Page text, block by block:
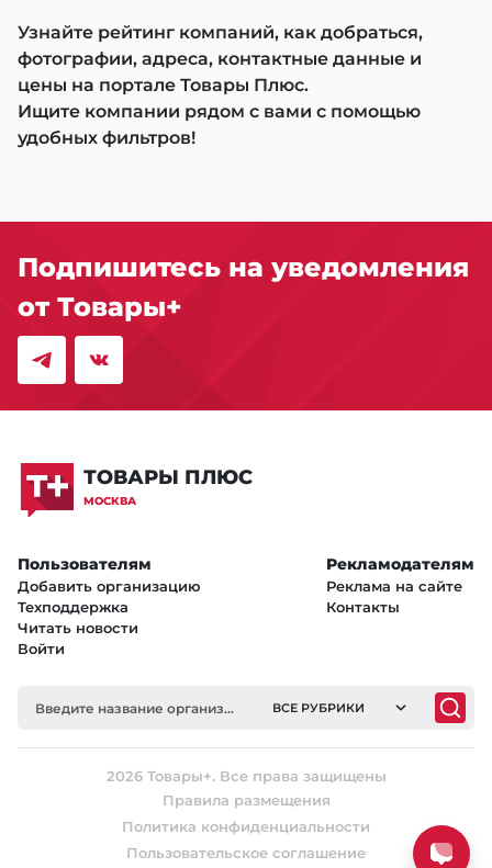
Узнайте рейтинг компаний, как добраться,
фотографии, адреса, контактные данные и
цены на портале Товары Плюс.
Ищите компании рядом с вами с помощью
удобных фильтров!
Подпишитесь на уведомления
от Товары+
ТОВАРЫ ПЛЮС
МОСКВА
Пользователям
Добавить организацию
Техподдержка
Читать новости
Войти
Рекламодателям
Реклама на сайте
Контакты
ВСЕ РУБРИКИ
2026 Товары+. Все права защищены
Правила размещения
Политика конфиденциальности
Пользовательское соглашение